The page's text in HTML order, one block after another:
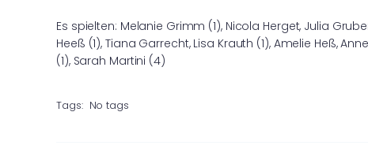
Es spielten: Melanie Grimm (1), Nicola Herget, Julia
Heeß (1), Tiana Garrecht, Lisa Krauth (1), Amelie Heß,
(1), Sarah Martini (4)
Tags: No tags